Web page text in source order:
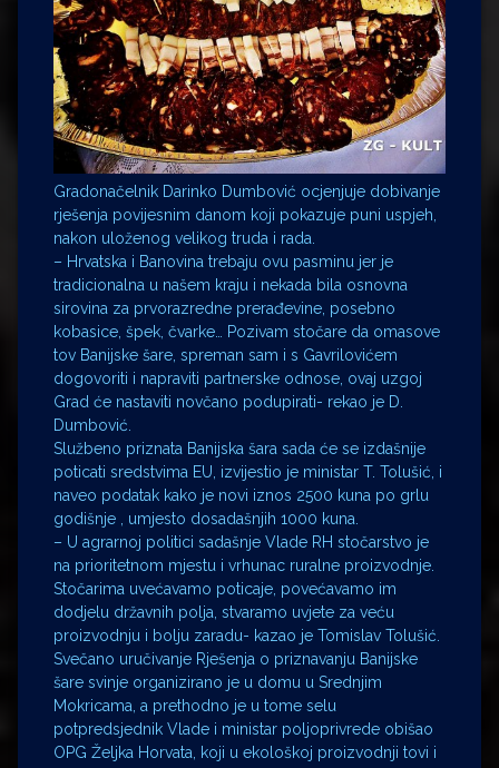
Gradonačelnik Darinko Dumbović ocjenjuje dobivanje
rješenja povijesnim danom koji pokazuje puni uspjeh,
nakon uloženog velikog truda i rada.
– Hrvatska i Banovina trebaju ovu pasminu jer je
tradicionalna u našem kraju i nekada bila osnovna
sirovina za prvorazredne prerađevine, posebno
kobasice, špek, čvarke… Pozivam stočare da omasove
tov Banijske šare, spreman sam i s Gavrilovićem
dogovoriti i napraviti partnerske odnose, ovaj uzgoj
Grad će nastaviti novčano podupirati- rekao je D.
Dumbović.
Službeno priznata Banijska šara sada će se izdašnije
poticati sredstvima EU, izvijestio je ministar T. Tolušić, i
naveo podatak kako je novi iznos 2500 kuna po grlu
godišnje , umjesto dosadašnjih 1000 kuna.
– U agrarnoj politici sadašnje Vlade RH stočarstvo je
na prioritetnom mjestu i vrhunac ruralne proizvodnje.
Stočarima uvećavamo poticaje, povećavamo im
dodjelu državnih polja, stvaramo uvjete za veću
proizvodnju i bolju zaradu- kazao je Tomislav Tolušić.
Svečano uručivanje Rješenja o priznavanju Banijske
šare svinje organizirano je u domu u Srednjim
Mokricama, a prethodno je u tome selu
potpredsjednik Vlade i ministar poljoprivrede obišao
OPG Željka Horvata, koji u ekološkoj proizvodnji tovi i